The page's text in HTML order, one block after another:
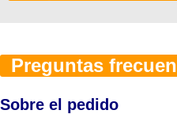
Preguntas
Sobre el pedido